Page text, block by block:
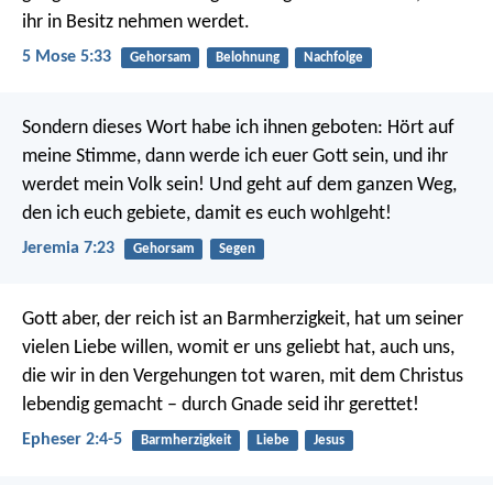
ihr in Besitz nehmen werdet.
5 Mose 5:33 Gehorsam Belohnung Nachfolge
Sondern dieses Wort habe ich ihnen geboten: Hört auf
meine Stimme, dann werde ich euer Gott sein, und ihr
werdet mein Volk sein! Und geht auf dem ganzen Weg,
den ich euch gebiete, damit es euch wohlgeht!
Jeremia 7:23 Gehorsam Segen
Gott aber, der reich ist an Barmherzigkeit, hat um seiner
vielen Liebe willen, womit er uns geliebt hat, auch uns,
die wir in den Vergehungen tot waren, mit dem Christus
lebendig gemacht – durch Gnade seid ihr gerettet!
Epheser 2:4-5 Barmherzigkeit Liebe Jesus